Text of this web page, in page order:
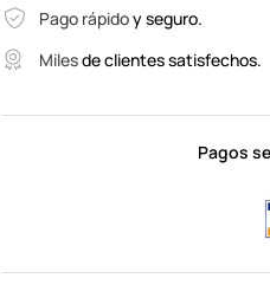
Pago rápidoy seguro.
Milesde clientes satisfechos.
Pagos